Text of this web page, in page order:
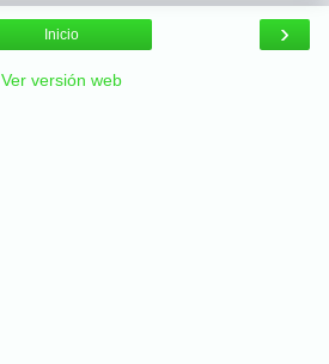
›
Inicio
Ver versión web